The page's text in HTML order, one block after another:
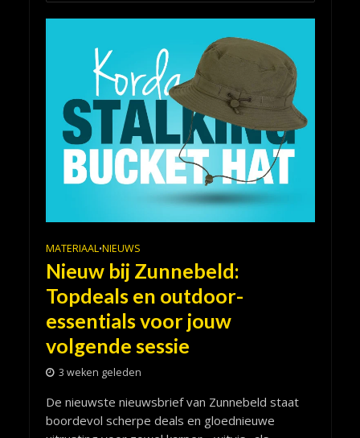
MATERIAAL•NIEUWS
Nieuw bij Zunnebeld:
Topdeals en outdoor-
essentials voor jouw
volgende sessie
3 weken geleden
De nieuwste nieuwsbrief van Zunnebeld staat
boordevol scherpe deals en gloednieuwe